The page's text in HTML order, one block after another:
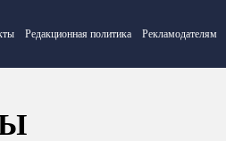
Редакционная политика Рекламодателям